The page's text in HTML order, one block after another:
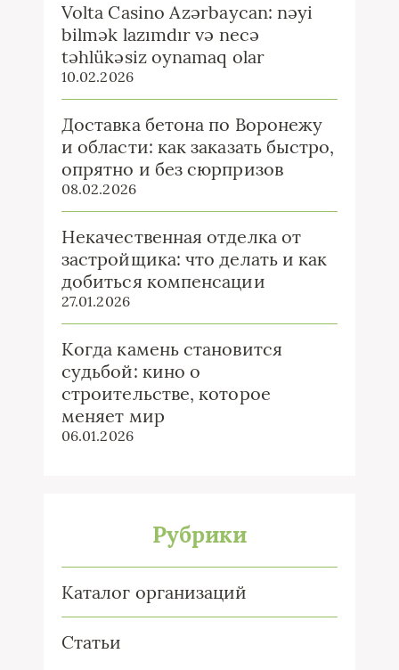
Volta Casino Azərbaycan: nəyi
bilmək lazımdır və necə
təhlükəsiz oynamaq olar
10.02.2026
Доставка бетона по Воронежу
и области: как заказать быстро,
опрятно и без сюрпризов
08.02.2026
Некачественная отделка от
застройщика: что делать и как
добиться компенсации
27.01.2026
Когда камень становится
судьбой: кино о
строительстве, которое
меняет мир
06.01.2026
Рубрики
Каталог организаций
Статьи